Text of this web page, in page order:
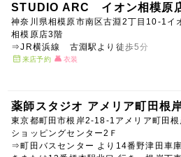
STUDIO ARC イオン相模原
神奈川県相模原市南区古淵2丁目10-1イ
相模原店3階
⇒JR横浜線 古淵駅より徒歩5分
来店予約 衣装
薬師スタジオ アメリア町田根
東京都町田市根岸2-18-1アメリア町田根
ショッピングセンター2Ｆ
⇒町田バスセンター より14番野津田車